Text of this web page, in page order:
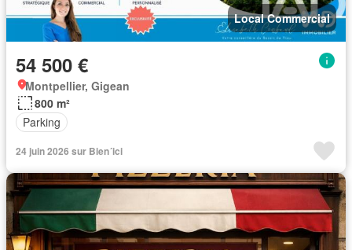
Local Commercial
54 500 €
Montpellier, Gigean
800 m²
Parking
24 juin 2026 sur Bien´ici